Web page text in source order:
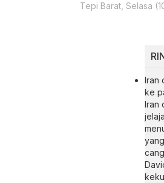
Tepi Barat, Selasa
Iran
ke
Iran